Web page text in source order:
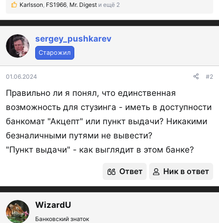
Р
а
к
ц
и
и
:
Karlsson FS1966 Mr. Digest и ещё 2
sergey_pushkarev
Старожил
01.06.2024 #2
Правильно ли я понял, что единственная
возможность для стузинга - иметь в доступности
банкомат "Акцепт" или пункт выдачи? Никакими
безналичными путями не вывести?
"Пункт выдачи" - как выглядит в этом банке?
Ответ Ник в ответ
WizardU
Банковский знаток